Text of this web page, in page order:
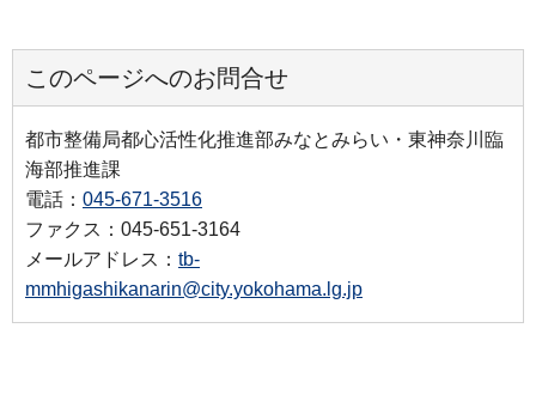
このページへのお問合せ
都市整備局都心活性化推進部みなとみらい・東神奈川臨
海部推進課
電話： 045-671-3516
ファクス：045-651-3164
メールアドレス： tb-
mmhigashikanarin@city.yokohama.lg.jp